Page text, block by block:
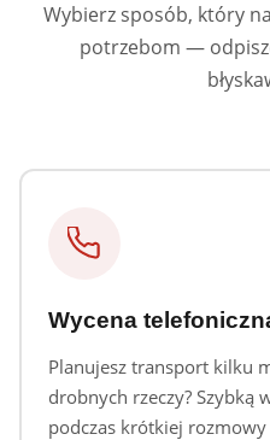
Wybierz sposób, który
potrzebom —
Wycena
Planujesz transport kilku
drobnych rzeczy? Szybką
podczas krótkiej